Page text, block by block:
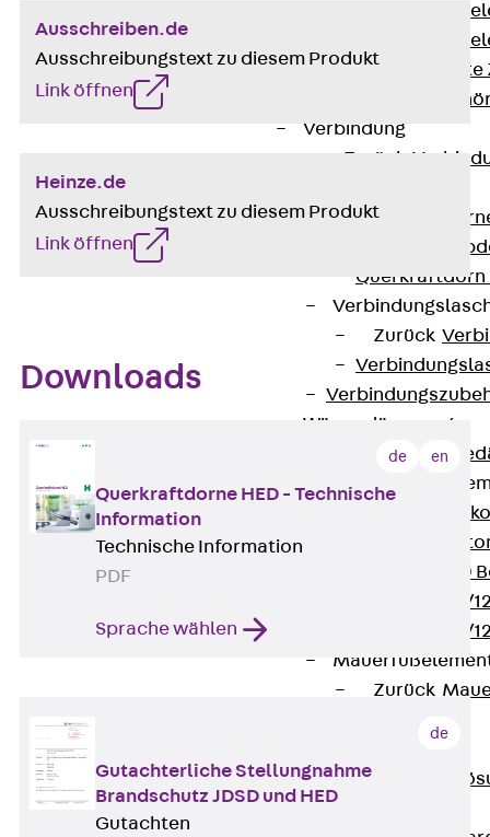
Abschalelemente
Verbindung
Zurück
Zurück
Querkraftdorn
Zurück
Wärmedämmung
Zurück
ISOPRO®
ISOPRO® 120
ISOPRO® 80/
ISOPRO® 80/
Zurück
Zurück
Digitale
Software
Ausschreiben.de
Ausschreibungstext zu diesem Produkt
Link öffnen
Heinze.de
Ausschreibungstext zu diesem Produkt
Link öffnen
Downloads
de en
Querkraftdorne HED - Technische
Information
Technische Information
PDF
Sprache wählen
de
Gutachterliche Stellungnahme
Brandschutz JDSD und HED
Gutachten